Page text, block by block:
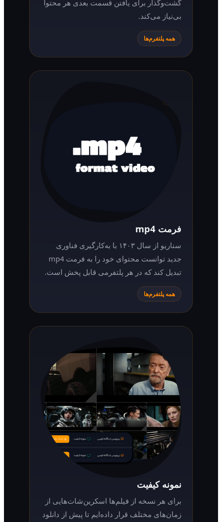
گشت‌وگذار برای یافتن قسمت بعدی هر محتوا
بی‌نیاز می‌کند.
همه پلتفرم‌ها
فرمت mp4
سناریو از سال ۱۴۰۳ با به‌کارگیری فناوری
جدید توانست محتوای خود را به فرمت mp4
تبدیل کند که در هر پلتفرمی قابل پخش است.
همه پلتفرم‌ها
نمونه کیفیت
برای هر نسخه از فیلم‌ها اسکرین‌شات‌هایی از
زمان‌های مختلف قرار داده‌ایم تا پیش از دانلود